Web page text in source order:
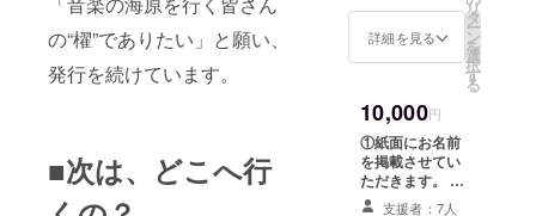
の“櫂”でありたい」と願い、
発行を続けています。
■次は、どこへ行
てタバコと
え、中東
ポップスに
はまる。
「世界の
人々の”等身
きのお友達用
に、合計2冊お送
で取材・発行し
たOar第3号（チ
ベット特集）を1
冊プレゼントい
たします。 ※ご
掲載名の確認の
詳細を見る
リ
タ
ー
ン
を
選
択
す
る
10,000円
①紙面にお名前
を掲載させてい
ただきます。 ②
出来上がった雑
支援者：7人